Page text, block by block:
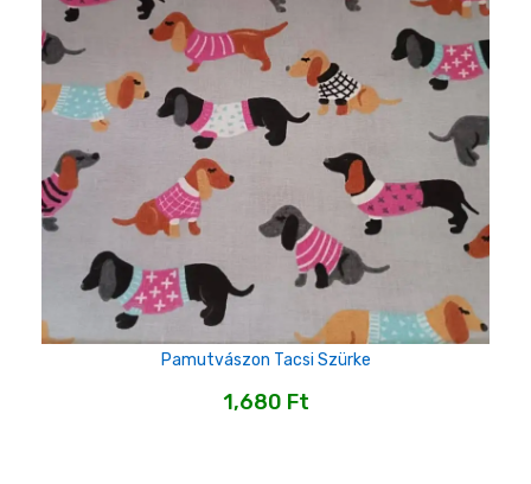
Pamutvászon Tacsi Szürke
1,680 Ft